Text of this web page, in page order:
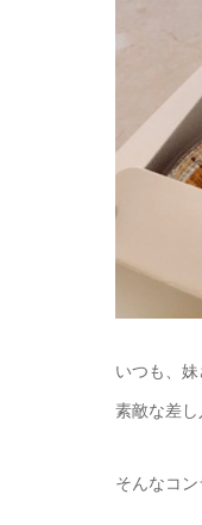
いつも、
素敵な差
そんなコ